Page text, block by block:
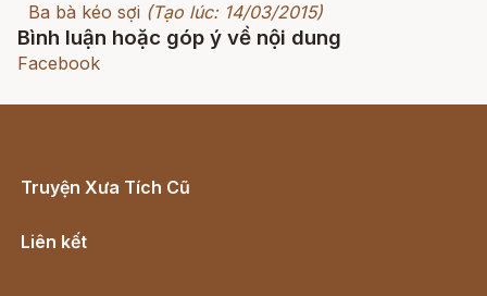
Ba bà kéo sợi (Tạo lúc: 14/03/2015)
Bình luận hoặc góp ý về nội dung
Facebook
Truyện Xưa Tích Cũ
Liên kết